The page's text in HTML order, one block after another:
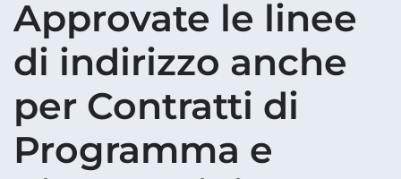
Approvate le linee
di indirizzo anche
per Contratti di
Programma e